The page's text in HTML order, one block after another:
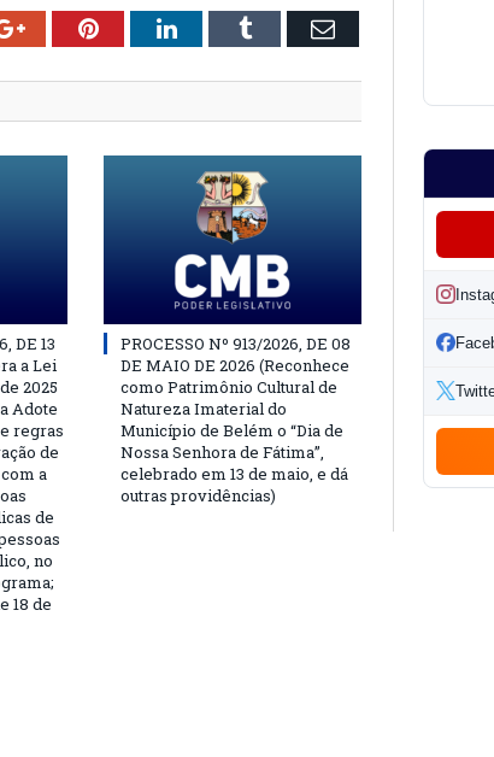
Google+PinterestLinkedInTumblr Email
DE 13
a Lei
2025
Adote
regras
de
a
de
no
18 de
PROCESSO Nº 913/2026, DE 08
DE MAIO DE 2026 (Reconhece
como Patrimônio Cultural de
Natureza Imaterial do
Município de Belém o “Dia de
Nossa Senhora de Fátima”,
celebrado em 13 de maio, e dá
outras providências)